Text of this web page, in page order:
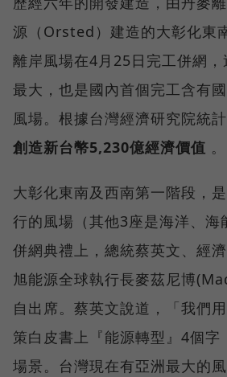
源（Orsted）建造的大彰化東
離岸風場在4月25日完工併網
最大，也是國內首個完工含有
風場。根據台灣經濟研究院統計
創造新台幣5,230億經濟價值 。
大彰化東南及西南第一階段，
行的風場（其他3座是海洋、海
併網典禮上，總統蔡英文、經
旭能源全球執行長麥茲尼博
自出席。蔡英文說道，「我們
策白皮書上『能源轉型』4個字
場景。台灣現在有亞洲最大的